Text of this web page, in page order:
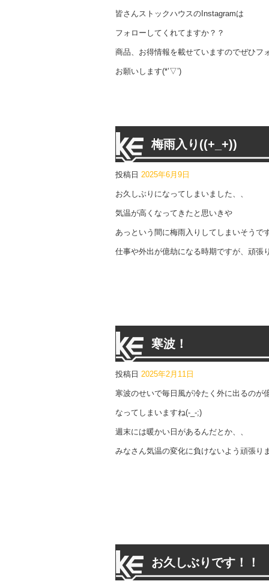
皆さんストックハウスのInstagramは
フォローしてくれてますか？？
商品、お得情報を載せていますのでぜひフ
お願いします(*’▽’)
梅雨入り((+_+))
投稿日 2025年6月9日
お久しぶりになってしまいました、、
気温が高くなってきたと思いきや
あっという間に梅雨入りしてしまいそうで
仕事や外出が億劫になる時期ですが、頑張
寒波！
投稿日 2025年2月11日
寒波のせいで毎日風が冷たく外に出るのが
なってしまいますね(-_-;)
週末には暖かい日があるんだとか、、
みなさん気温の変化に負けないよう頑張り
お久しぶりです！！